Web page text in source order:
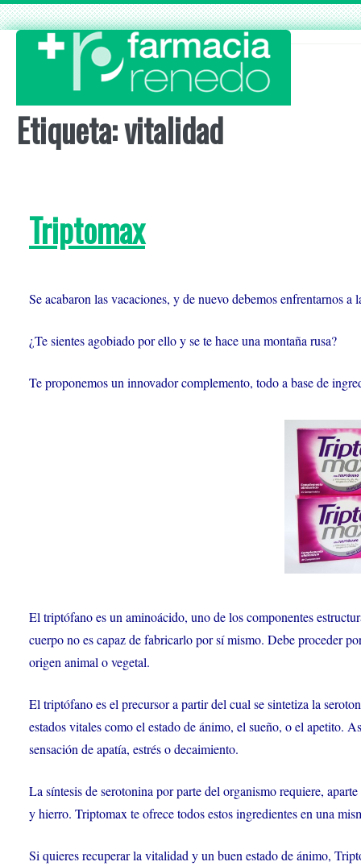
Skip
to
content
Etiqueta:vitalidad
Triptomax
Se acabaron las vacaciones, y de nuevo debemos enfrentarnos a
¿Te sientes agobiado por ello y se te hace una montaña rusa?
Te proponemos un innovador complemento, todo a base de
El triptófano es un aminoácido, uno de los componentes
cuerpo no es capaz de fabricarlo por sí mismo. Debe proceder
origen animal o vegetal.
El triptófano es el precursor a partir del cual se sintetiza la
estados vitales como el estado de ánimo, el sueño, o el apetito.
sensación de apatía, estrés o decaimiento.
La síntesis de serotonina por parte del organismo requiere,
y hierro. Triptomax te ofrece todos estos ingredientes en una
Si quieres recuperar la vitalidad y un buen estado de ánimo,